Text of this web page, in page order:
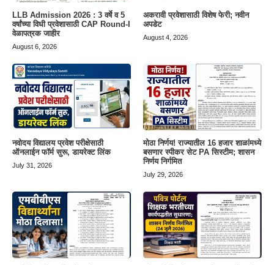
LLB Admission 2026 : 3 वर्षे व 5
वर्षांच्या विधी प्रवेशासाठी CAP Round-I
वेळापत्रक जाहीर
August 6, 2026
अकरावी प्रवेशासाठी विशेष फेरी; नवीन
अपडेट
August 4, 2026
नवोदय विद्यालय प्रवेश परीक्षेसाठी
ऑनलाईन फॉर्म सुरू, डायरेक्ट लिंक
July 31, 2026
मोठा निर्णय! राज्यातील 16 हजार शाळांमध्ये
बसणार स्पीकर सेट PA सिस्टीम; शासन
निर्णय निर्गमित
July 29, 2026